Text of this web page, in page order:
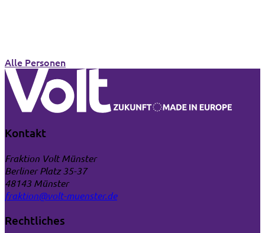
Alle Personen
Kontakt
Fraktion Volt Münster
Berliner Platz 35-37
48143 Münster
fraktion@volt-muenster.de
Rechtliches